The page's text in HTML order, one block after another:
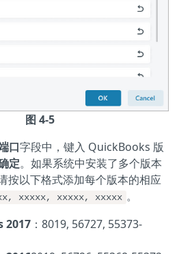
图 4-5
口字段中，键入 QuickBooks 版
定。如果系统中安装了多个版本
按以下格式添加每个版本的相应
xxxxx, xxxxx, xxxxx 。
2017 ：8019, 56727, 55373-